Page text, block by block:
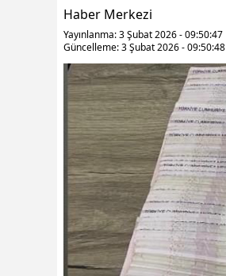
Haber Merkezi
Yayınlanma: 3 Şubat 2026 - 09:50:47
Güncelleme: 3 Şubat 2026 - 09:50:48